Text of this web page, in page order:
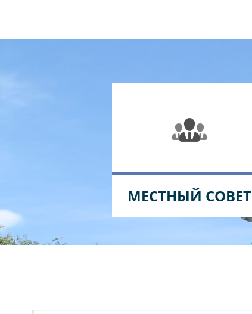
МЕСТНЫЙ СОВЕТ